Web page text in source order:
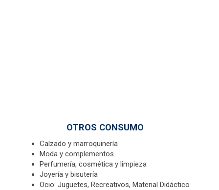
OTROS CONSUMO
Calzado y marroquinería
Moda y complementos
Perfumería, cosmética y limpieza
Joyería y bisutería
Ocio: Juguetes, Recreativos, Material Didáctico